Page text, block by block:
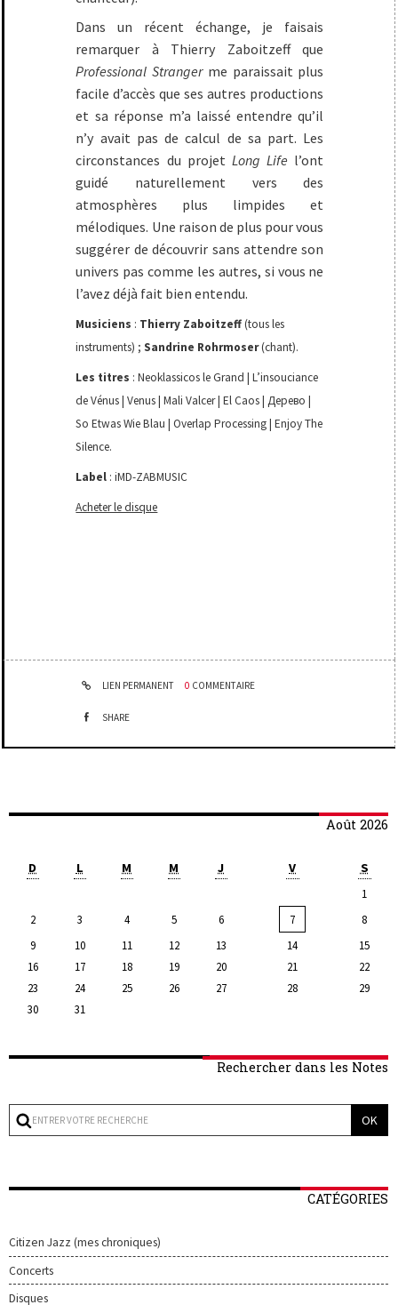
Août 2026
D L M M J V S
1
2
3 4 5 6 7
8
9
10 11 12 13 14
15
16
17 18 19 20 21
22
23
24 25 26 27 28
29
30
31
Rechercher dans les Notes
CATÉGORIES
Citizen Jazz (mes chroniques)
Concerts
Disques
Dans un récent échange, je faisais
remarquer à Thierry Zaboitzeff que
Professional Strangerme paraissait plus
facile d’accès que ses autres productions
et sa réponse m’a laissé entendre qu’il
n’y avait pas de calcul de sa part. Les
circonstances du projet Long Life l’ont
guidé naturellement vers des
atmosphères plus limpides et
mélodiques. Une raison de plus pour vous
suggérer de découvrir sans attendre son
univers pas comme les autres, si vous ne
l’avez déjà fait bien entendu.
Musiciens : Thierry Zaboitzeff(tous les
instruments) ; Sandrine Rohrmoser(chant).
Les titres : Neoklassicos le Grand | L’insouciance
de Vénus | Venus | Mali Valcer | El Caos | Дерево |
So Etwas Wie Blau | Overlap Processing | Enjoy The
Silence.
Label : iMD-ZABMUSIC
Acheter le disque
LIEN PERMANENT 0 COMMENTAIRE
SHARE